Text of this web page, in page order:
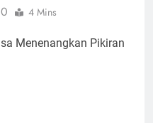
0 4 Mins